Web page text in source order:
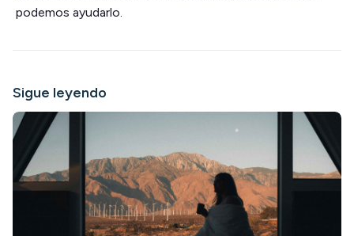
podemos ayudarlo.
Sigue leyendo